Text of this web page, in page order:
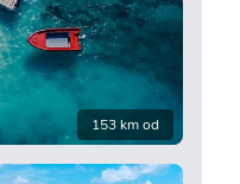
153 km od